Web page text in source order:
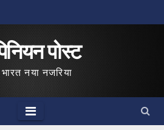
पोस्ट
नया नजरिया